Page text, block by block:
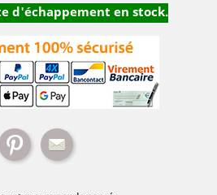
d'échappement en stock.
Pinterest